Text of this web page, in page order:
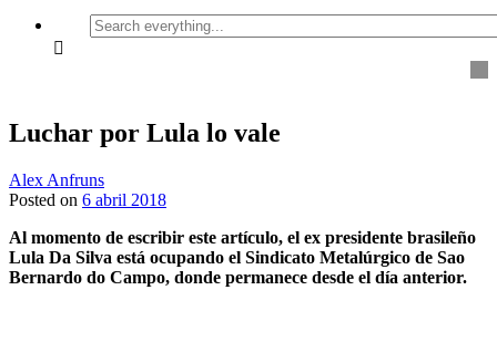
Search
everything...
Luchar por Lula lo vale
Alex Anfruns
Posted on 6 abril 2018
Al momento de escribir este artículo, el ex presidente brasileño
Lula Da Silva está ocupando el Sindicato Metalúrgico de Sao
Bernardo do Campo, donde permanece desde el día anterior.